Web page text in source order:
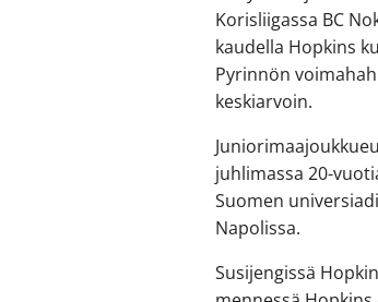
Korisliigassa BC
kaudella Hopkins
Pyrinnön
keskiarvoin.
juhlimassa 20-
Suomen
Napolissa.
Susijengissä